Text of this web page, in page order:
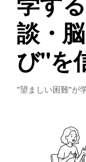
談・
び"を
"望ましい困難"が